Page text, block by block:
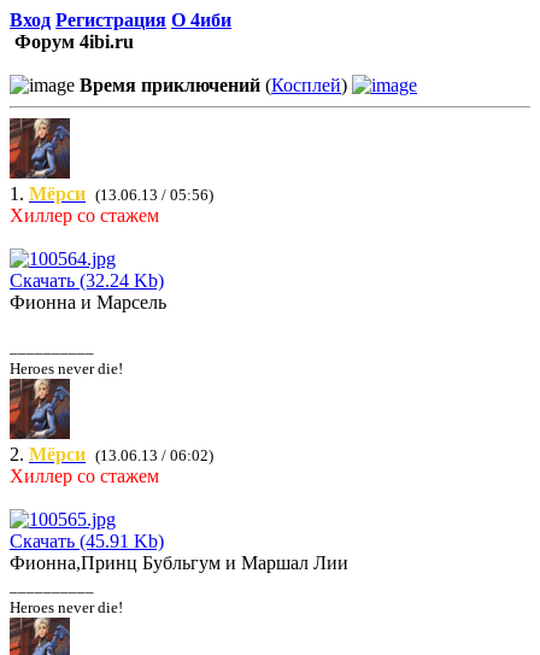
Вход Регистрация О 4иби
Форум 4ibi.ru
Время приключений (Косплей)
1. Мёрси (13.06.13 / 05:56)
Хиллер со стажем
Скачать (32.24 Kb)
Фионна и Марсель
Heroes never die!
2. Мёрси (13.06.13 / 06:02)
Хиллер со стажем
Скачать (45.91 Kb)
Фионна,Принц Бубльгум и Маршал Лии
Heroes never die!